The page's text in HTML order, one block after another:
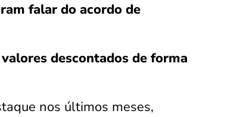
falar do acordo de
descontados de forma
nos últimos meses,